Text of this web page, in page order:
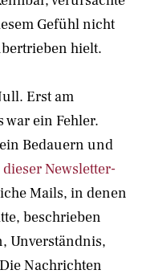
Gefühl nicht
hielt.
Erst am
war ein Fehler.
Bedauern und
Newsletter-
Mails, in denen
beschrieben
Unverständnis,
Nachrichten